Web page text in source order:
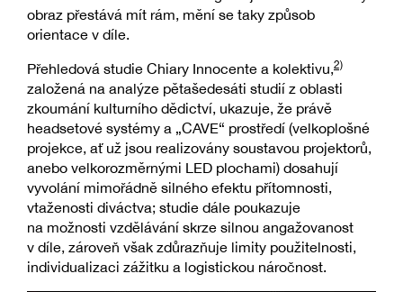
obraz přestává mít rám, mění se taky způsob
orientace v díle.
Přehledová studie Chiary Innocente a kolektivu,2)
založená na analýze pětašedesáti studií z oblasti
zkoumání kulturního dědictví, ukazuje, že právě
headsetové systémy a „CAVE“ prostředí (velkoplošné
projekce, ať už jsou realizovány soustavou projektorů,
anebo velkorozměrnými LED plochami) dosahují
vyvolání mimořádně silného efektu přítomnosti,
vtaženosti diváctva; studie dále poukazuje
na možnosti vzdělávání skrze silnou angažovanost
v díle, zároveň však zdůrazňuje limity použitelnosti,
individualizaci zážitku a logistickou náročnost.